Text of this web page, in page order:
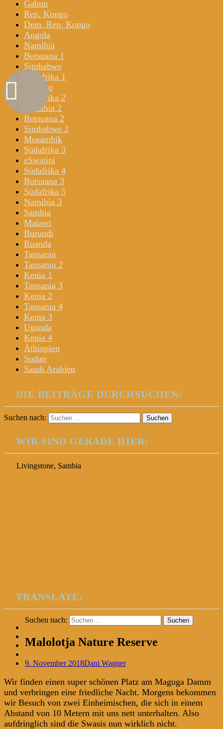
Gabun
Rep. Kongo
Dem. Rep. Kongo
Angola
Namibia
Botsuana 1
Simbabwe
Südafrika 1
Lesotho
Südafrika 2
Namibia 2
Botsuana 2
Simbabwe 2
Mosambik
Südafrika 3
eSwatini
Südafrika 4
Botsuana 3
Südafrika 5
Namibia 3
Sambia
Malawi
Burundi
Ruanda
Tansania
Tansania 2
Kenia 1
Tansania 3
Kenia 2
Tansania 4
Kenia 3
Uganda
Kenia 4
Äthiopien
Sudan
Saudi Arabien
DIE BEITRÄGE DURCHSUCHEN:
Suchen nach:
WIR SIND GERADE HIER:
Livingstone, Sambia
TRANSLATE:
Suchen nach:
Malolotja Nature Reserve
9. November 2018Dani Wagner
Wir finden einen super schönen Platz am Maguga Damm
und verbringen eine friedliche Nacht. Morgens bekommen
wir Besuch von zwei Einheimischen, die sich in einem
Abstand von 10 Metern mit uns nett unterhalten. Also
aufdringlich sind die Swasis nun wirklich nicht.